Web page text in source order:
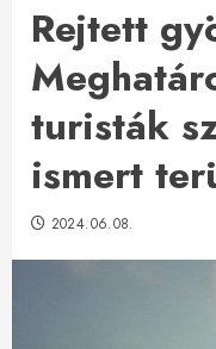
Rejtett
turisták
ismert
2024.06.08.